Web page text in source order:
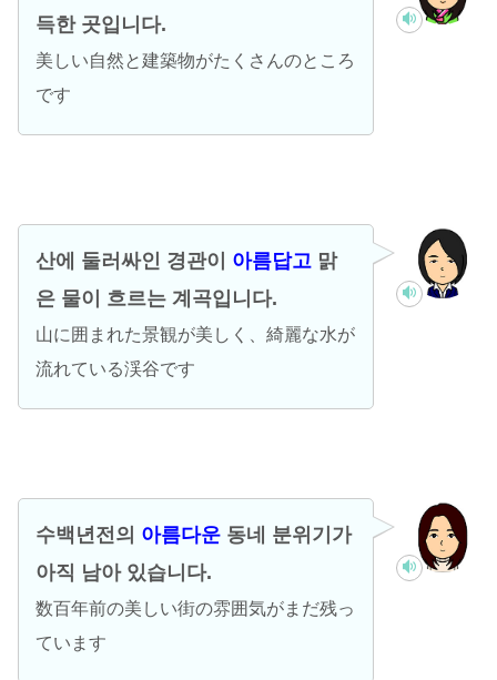
득한 곳입니다.
美しい自然と建築物がたくさんのところ
です
산에 둘러싸인 경관이 아름답고맑
은 물이 흐르는 계곡입니다.
山に囲まれた景観が美しく、綺麗な水が
流れている渓谷です
수백년전의 아름다운동네 분위기가
아직 남아 있습니다.
数百年前の美しい街の雰囲気がまだ残っ
ています